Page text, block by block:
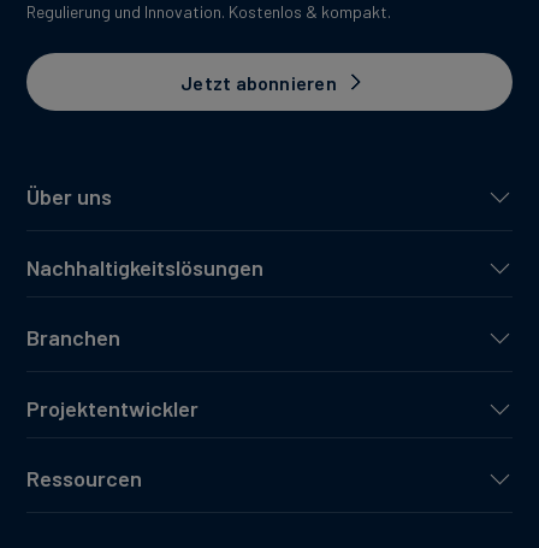
Über uns
Nachhaltigkeitslösungen
Branchen
Projektentwickler
Ressourcen
Regulierung und Innovation. Kostenlos & kompakt.
Jetzt abonnieren